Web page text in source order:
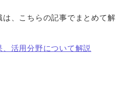
、こちらの記事でまとめて解
活用分野について解説